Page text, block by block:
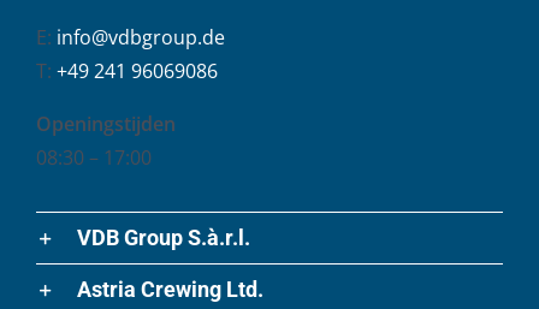
E: info@vdbgroup.de
T: +49 241 96069086
Openingstijden
08:30 – 17:00
VDB Group S.à.r.l.
Astria Crewing Ltd.